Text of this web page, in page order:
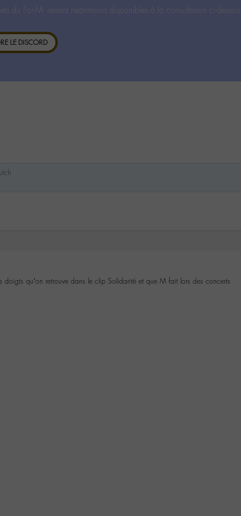
du For-M- restent néanmoins disponibles à la consultation ci-dessous.
LE DISCORD
qu’on retrouve dans le clip Solidarité et que M fait lors des concerts